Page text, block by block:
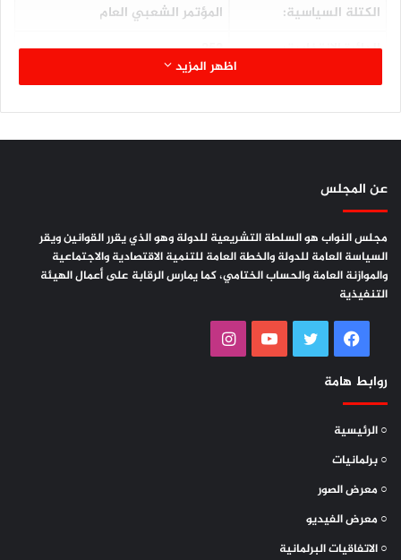
الكتلة السياسية:
المؤتمر الشعبي العام
الدائرة الإنتخابية:
252
المحافظة:
حجة
اللجنة المشارك فيها:
الشؤون الدستورية والقانونية
المؤهلات العلمية:
اظهر المزيد
عن المجلس
مجلس النواب هو السلطة التشريعية للدولة وهو الذي يقرر القوانين ويقر
السياسة العامة للدولة والخطة العامة للتنمية الاقتصادية والاجتماعية
والموازنة العامة والحساب الختامي، كما يمارس الرقابة على أعمال الهيئة
التنفيذية
فيسبوك تويتر يوتيوب
روابط هامة
○ الرئيسية
○ برلمانيات
○ معرض الصور
○ معرض الفيديو
○ الاتفاقيات البرلمانية